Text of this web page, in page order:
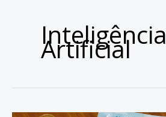
Inteligência
Artificial